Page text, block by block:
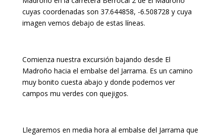
cuyas coordenadas son 37.644858, -6.508728 y cuya
imagen vemos debajo de estas líneas.
Comienza nuestra excursión bajando desde El
Madroño hacia el embalse del Jarrama. Es un camino
muy bonito cuesta abajo y donde podemos ver
campos mu verdes con quejigos.
Llegaremos en media hora al embalse del Jarrama que